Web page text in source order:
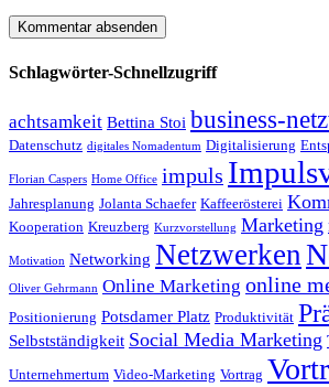
Schlagwörter-Schnellzugriff
achtsamkeit Bettina Stoi business-
Datenschutz digitales Nomadentum Digitalisierung
Florian Caspers Home Office impuls
Jahresplanung Jolanta Schaefer Kaffeerösterei
Kooperation Kreuzberg Kurzvorstellung Marketing
Motivation Networking Netzwerken
Oliver Gehrmann Online Marketing online
Positionierung Potsdamer Platz Produktivität
Selbstständigkeit Social Media Marketing
Unternehmertum Video-Marketing Vortrag